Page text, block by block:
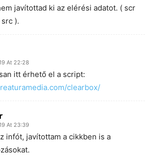
javítottad ki az elérési adatot. ( scr
).
At 22:28
itt érhető el a script:
clearbox/
At 23:39
infót, javítottam a cikkben is a